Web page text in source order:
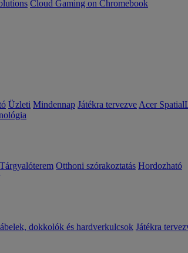
Cloud Gaming on Chromebook
Üzleti Mindennap Játékra tervezve Acer
Tárgyalóterem Otthoni szórakoztatás Hordozható
dokkolók és hardverkulcsok Játékra